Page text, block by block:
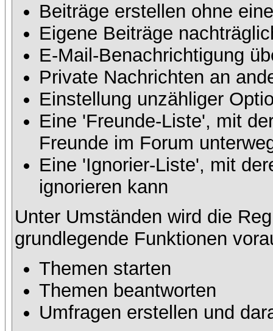
Beiträge erstellen ohne
Eigene Beiträge
E-Mail-Benachrichtigung
Private Nachrichten an
Einstellung unzähliger
Eine 'Freunde-Liste', mit
Freunde im Forum
Eine 'Ignorier-Liste', mit
ignorieren kann
Unter Umständen wird die
grundlegende Funktionen
Themen starten
Themen beantworten
Umfragen erstellen und